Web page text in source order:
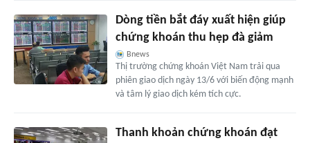
Dòng tiền bắt đáy xuất hiện giúp
chứng khoán thu hẹp đà giảm
Bnews
Thị trường chứng khoán Việt Nam trải qua
phiên giao dịch ngày 13/6 với biến động mạnh
và tâm lý giao dịch kém tích cực.
Thanh khoản chứng khoán đạt